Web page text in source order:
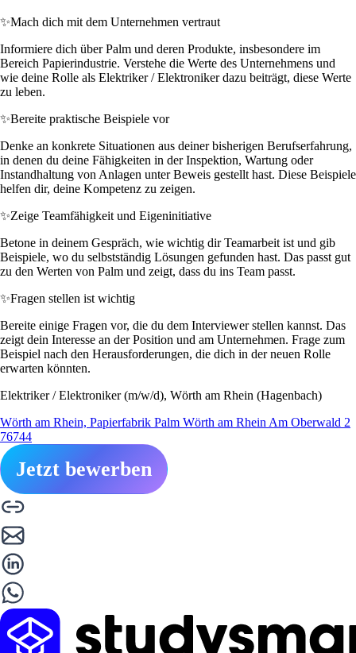
✨Mach dich mit dem Unternehmen vertraut
Informiere dich über Palm und deren Produkte, insbesondere im
Bereich Papierindustrie. Verstehe die Werte des Unternehmens und
wie deine Rolle als Elektriker / Elektroniker dazu beiträgt, diese Werte
zu leben.
✨Bereite praktische Beispiele vor
Denke an konkrete Situationen aus deiner bisherigen Berufserfahrung,
in denen du deine Fähigkeiten in der Inspektion, Wartung oder
Instandhaltung von Anlagen unter Beweis gestellt hast. Diese Beispiele
helfen dir, deine Kompetenz zu zeigen.
✨Zeige Teamfähigkeit und Eigeninitiative
Betone in deinem Gespräch, wie wichtig dir Teamarbeit ist und gib
Beispiele, wo du selbstständig Lösungen gefunden hast. Das passt gut
zu den Werten von Palm und zeigt, dass du ins Team passt.
✨Fragen stellen ist wichtig
Bereite einige Fragen vor, die du dem Interviewer stellen kannst. Das
zeigt dein Interesse an der Position und am Unternehmen. Frage zum
Beispiel nach den Herausforderungen, die dich in der neuen Rolle
erwarten könnten.
Elektriker / Elektroniker (m/w/d), Wörth am Rhein (Hagenbach)
Wörth am Rhein, Papierfabrik Palm Wörth am Rhein Am Oberwald 2
76744
Jetzt bewerben